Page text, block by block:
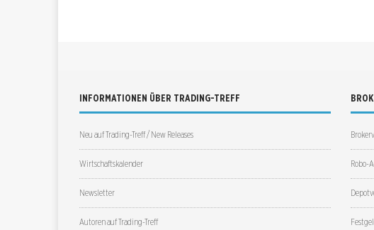
INFORMATIONEN ÜBER TRADING-TREFF
Neu auf Trading-Treff / New Releases
Wirtschaftskalender
Newsletter
Autoren auf Trading-Treff
Robo-